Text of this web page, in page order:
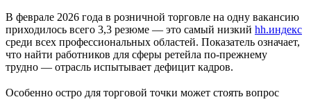
В феврале 2026 года в розничной торговле на одну вакансию
приходилось всего 3,3 резюме — это самый низкий hh.индекс
среди всех профессиональных областей. Показатель означает,
что найти работников для сферы ретейла по-прежнему
трудно — отрасль испытывает дефицит кадров.
Особенно остро для торговой точки может стоять вопрос